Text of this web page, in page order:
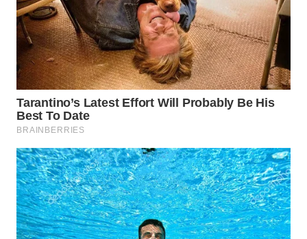
WN
PAKPAK
WN
KARAWANG
WN
BEKASI
WN
BOGOR
WN
DEPOK